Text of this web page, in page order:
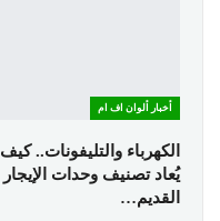
أخبار ألوان اف ام
الكهرباء والتليفونات.. كيف
يُعاد تصنيف وحدات الإيجار
القديم…